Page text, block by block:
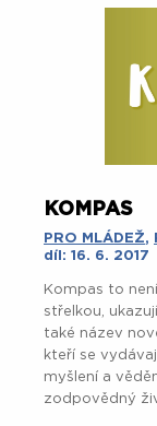
KOMPAS
PRO MLÁDEŽ,
díl: 16. 6. 2017
Kompas to
střelkou,
také název
kteří se
myšlení a
zodpovědný